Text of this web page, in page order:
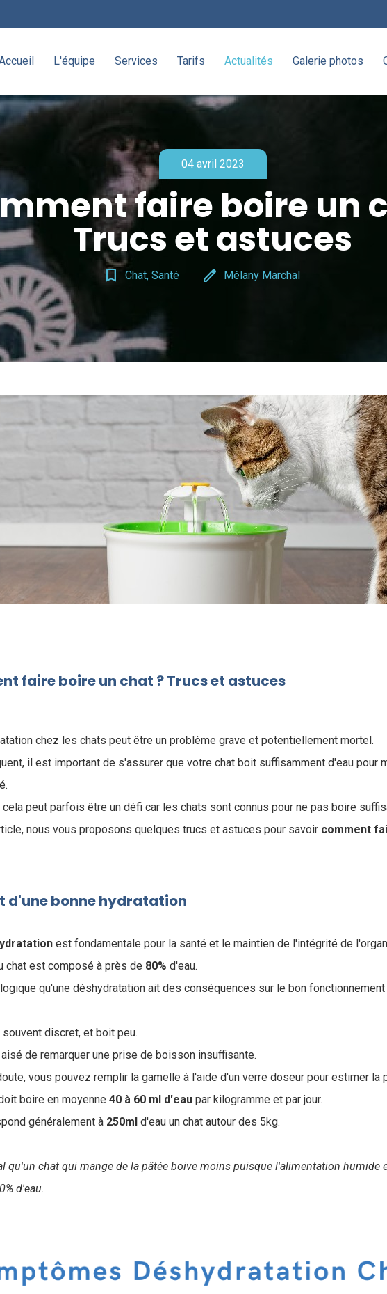
L'équipe Services Tarifs Actualités Galerie photos
04 avril 2023
faire boire un
Trucs et astuces
bookmark_border Chat, Santé edit Mélany Marchal
faire boire un chat ? Trucs et astuces
chez les chats peut être un problème grave et potentiellement mortel.
il est important de s'assurer que votre chat boit suffisamment d'eau pour
cela peut parfois être un défi car les chats sont connus pour ne pas boire
nous vous proposons quelques trucs et astuces pour savoir comment
d'une bonne hydratation
est fondamentale pour la santé et le maintien de l'intégrité de
chat est composé à près de 80% d'eau.
qu'une déshydratation ait des conséquences sur le bon
discret, et boit peu.
de remarquer une prise de boisson insuffisante.
vous pouvez remplir la gamelle à l'aide d'un verre doseur pour estimer la
boire en moyenne 40 à 60 ml d'eau par kilogramme et par jour.
généralement à 250ml d'eau un chat autour des 5kg.
qu'un chat qui mange de la pâtée boive moins puisque l'alimentation humide
d'eau.